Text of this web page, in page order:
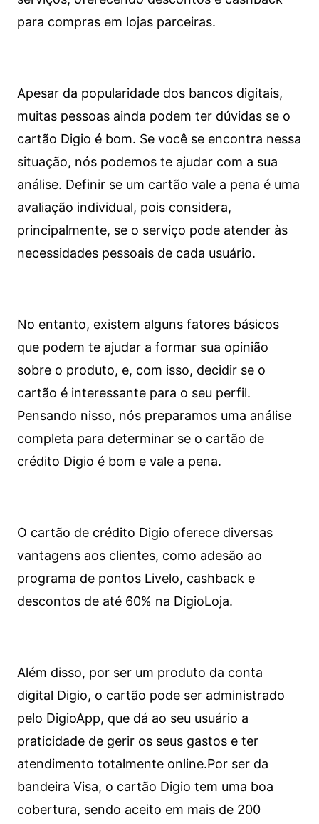
para compras em lojas parceiras.
Apesar da popularidade dos bancos digitais,
muitas pessoas ainda podem ter dúvidas se o
cartão Digio é bom. Se você se encontra nessa
situação, nós podemos te ajudar com a sua
análise. Definir se um cartão vale a pena é uma
avaliação individual, pois considera,
principalmente, se o serviço pode atender às
necessidades pessoais de cada usuário.
No entanto, existem alguns fatores básicos
que podem te ajudar a formar sua opinião
sobre o produto, e, com isso, decidir se o
cartão é interessante para o seu perfil.
Pensando nisso, nós preparamos uma análise
completa para determinar se o cartão de
crédito Digio é bom e vale a pena.
O cartão de crédito Digio oferece diversas
vantagens aos clientes, como adesão ao
programa de pontos Livelo, cashback e
descontos de até 60% na DigioLoja.
Além disso, por ser um produto da conta
digital Digio, o cartão pode ser administrado
pelo DigioApp, que dá ao seu usuário a
praticidade de gerir os seus gastos e ter
atendimento totalmente online.Por ser da
bandeira Visa, o cartão Digio tem uma boa
cobertura, sendo aceito em mais de 200